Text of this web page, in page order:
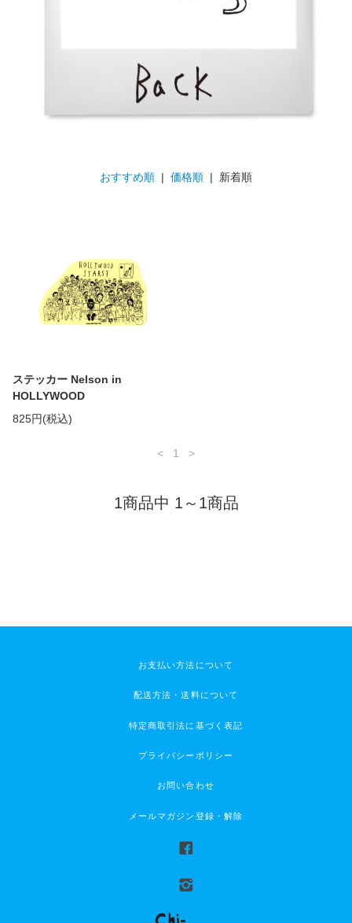
おすすめ順 | 価格順 | 新着順
ステッカー Nelson in
HOLLYWOOD
825円(税込)
< 1 >
1商品中 1～1商品
お支払い方法について
配送方法・送料について
特定商取引法に基づく表記
プライバシーポリシー
お問い合わせ
メールマガジン登録・解除